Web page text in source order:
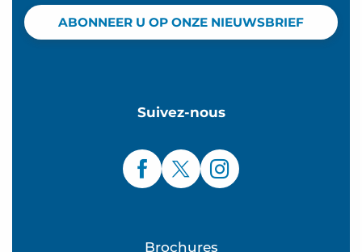
ABONNEER U OP ONZE NIEUWSBRIEF
Suivez-nous
Brochures